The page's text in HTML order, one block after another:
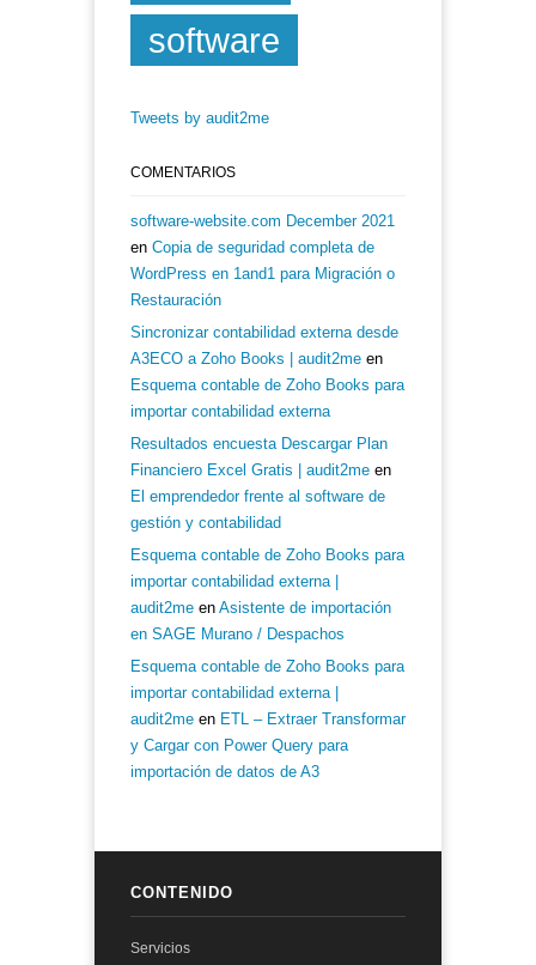
software
Tweets by audit2me
COMENTARIOS
software-website.com December 2021
en Copia de seguridad completa de
WordPress en 1and1 para Migración o
Restauración
Sincronizar contabilidad externa desde
A3ECO a Zoho Books | audit2me en
Esquema contable de Zoho Books para
importar contabilidad externa
Resultados encuesta Descargar Plan
Financiero Excel Gratis | audit2me en
El emprendedor frente al software de
gestión y contabilidad
Esquema contable de Zoho Books para
importar contabilidad externa |
audit2me en Asistente de importación
en SAGE Murano / Despachos
Esquema contable de Zoho Books para
importar contabilidad externa |
audit2me en ETL – Extraer Transformar
y Cargar con Power Query para
importación de datos de A3
CONTENIDO
Servicios